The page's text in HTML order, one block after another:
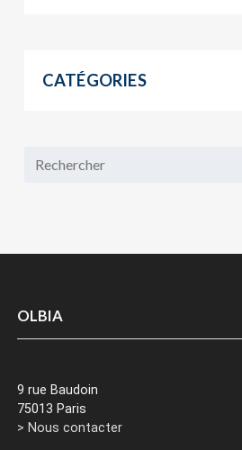
CATÉGORIES
OLBIA
9 rue Baudoin
75013 Paris
> Nous contacter